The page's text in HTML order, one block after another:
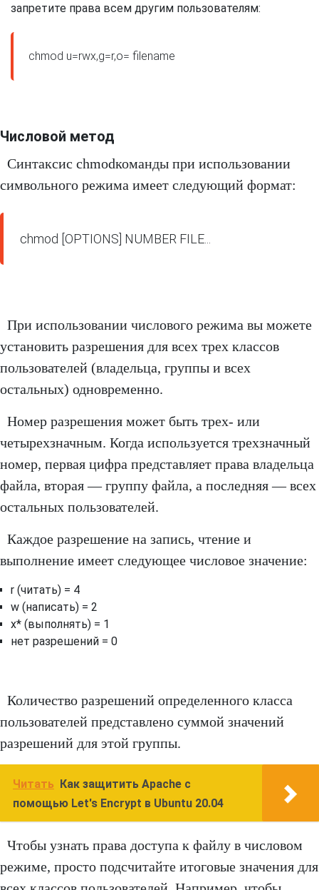
запретите права всем другим пользователям:
chmod u=rwx,g=r,o= filename
Числовой метод
Синтаксис chmodкоманды при использовании
символьного режима имеет следующий формат:
При использовании числового режима вы можете
установить разрешения для всех трех классов
пользователей (владельца, группы и всех
остальных) одновременно.
Номер разрешения может быть трех- или
четырехзначным. Когда используется трехзначный
номер, первая цифра представляет права владельца
файла, вторая — группу файла, а последняя — всех
остальных пользователей.
Каждое разрешение на запись, чтение и
выполнение имеет следующее числовое значение:
r (читать) = 4
w (написать) = 2
x* (выполнять) = 1
нет разрешений = 0
Количество разрешений определенного класса
пользователей представлено суммой значений
разрешений для этой группы.
Читать Как защитить Apache с
помощью Let's Encrypt в Ubuntu 20.04
Чтобы узнать права доступа к файлу в числовом
режиме, просто подсчитайте итоговые значения для